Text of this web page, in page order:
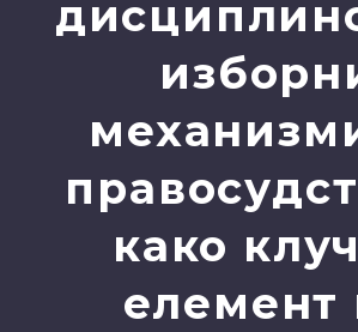
како
елемент